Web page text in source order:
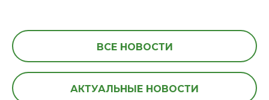
ВСЕ НОВОСТИ
АКТУАЛЬНЫЕ НОВОСТИ